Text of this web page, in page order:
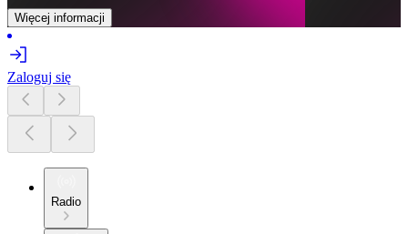
Więcej informacji
Zaloguj się
Radio